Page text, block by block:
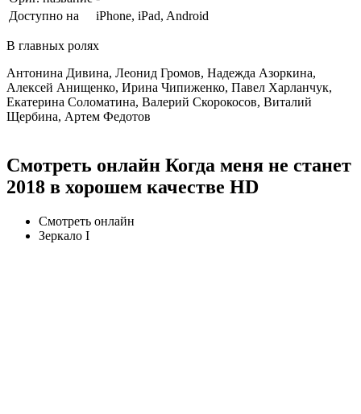
Доступно на
iPhone, iPad, Android
В главных ролях
Антонина Дивина, Леонид Громов, Надежда Азоркина,
Алексей Анищенко, Ирина Чипиженко, Павел Харланчук,
Екатерина Соломатина, Валерий Скорокосов, Виталий
Щербина, Артем Федотов
Смотреть онлайн Когда меня не станет
2018 в хорошем качестве HD
Смотреть онлайн
Зеркало I